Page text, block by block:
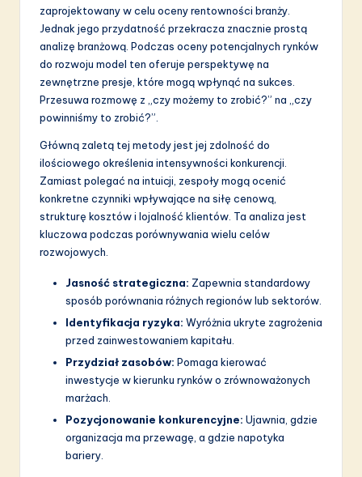
o
ti
o
zaprojektowany w celu oceny rentowności branży.
Jednak jego przydatność przekracza znacznie prostą
analizę branżową. Podczas oceny potencjalnych rynków
do rozwoju model ten oferuje perspektywę na
zewnętrzne presje, które mogą wpłynąć na sukces.
Przesuwa rozmowę z „czy możemy to zrobić?” na „czy
powinniśmy to zrobić?”.
Główną zaletą tej metody jest jej zdolność do
ilościowego określenia intensywności konkurencji.
Zamiast polegać na intuicji, zespoły mogą ocenić
konkretne czynniki wpływające na siłę cenową,
strukturę kosztów i lojalność klientów. Ta analiza jest
kluczowa podczas porównywania wielu celów
rozwojowych.
Jasność strategiczna: Zapewnia standardowy
sposób porównania różnych regionów lub sektorów.
Identyfikacja ryzyka: Wyróżnia ukryte zagrożenia
przed zainwestowaniem kapitału.
Przydział zasobów: Pomaga kierować
inwestycje w kierunku rynków o zrównoważonych
marżach.
Pozycjonowanie konkurencyjne: Ujawnia, gdzie
organizacja ma przewagę, a gdzie napotyka
bariery.